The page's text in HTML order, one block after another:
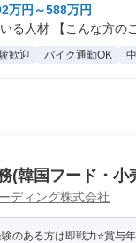
万円～588万円
る人材 【こんな方の
歓迎 バイク通勤OK
(韓国フード・小
ディング株式会社
のある方は即戦力⭐賞与